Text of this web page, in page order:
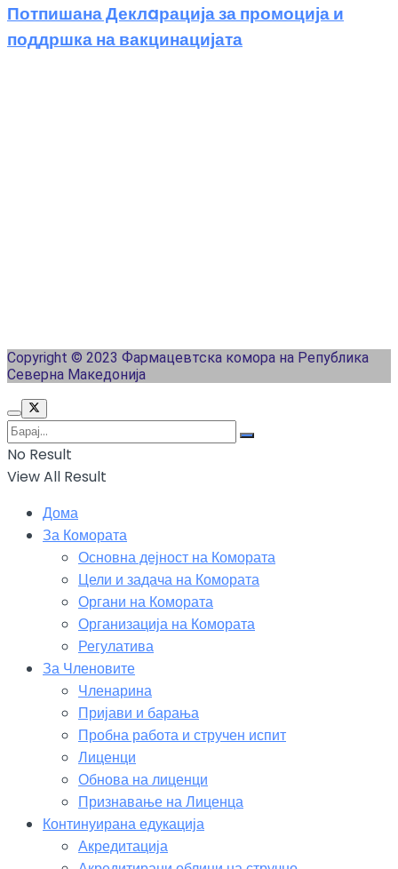
Потпишана Деклaрација за промоција и
поддршка на вакцинацијата
Copyright © 2023 Фармацевтска комора на Република
Северна Македонија
No Result
View All Result
Дома
За Комората
Основна дејност на Комората
Цели и задача на Комората
Органи на Комората
Организација на Комората
Регулатива
За Членовите
Членарина
Пријави и барања
Пробна работа и стручен испит
Лиценци
Обнова на лиценци
Признавање на Лиценца
Континуирана едукација
Акредитација